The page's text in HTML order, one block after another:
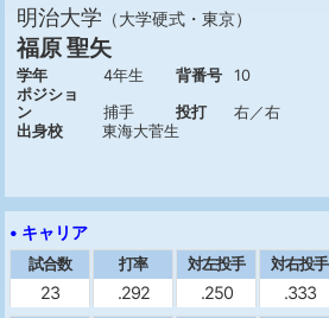
明治大学 （大学硬式・東京）
福原 聖矢
学年 4年生 背番号
10
ポジショ
ン
捕手 投打
右／右
出身校
東海大菅生
• キャリア
試合数
23
打率
.292
対左投手
.250
対右投手
.333